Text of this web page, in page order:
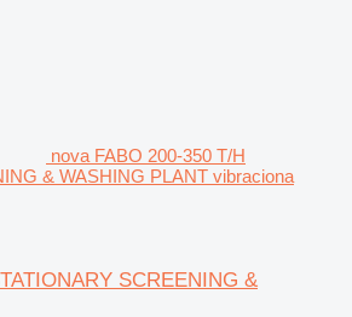
nova FABO 200-350 T/H
& WASHING PLANT vibraciona
SCREENING &